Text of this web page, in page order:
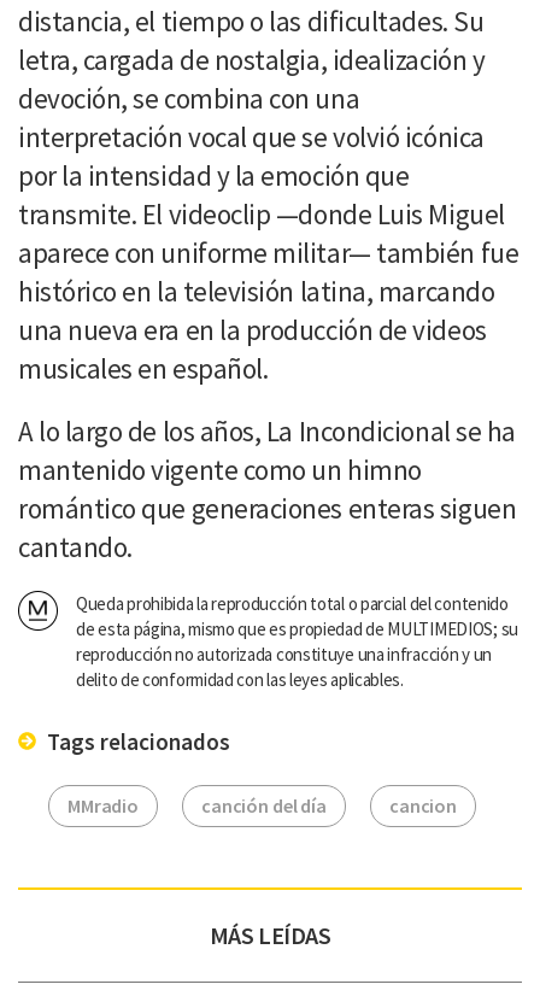
distancia, el tiempo o las dificultades. Su
letra, cargada de nostalgia, idealización y
devoción, se combina con una
interpretación vocal que se volvió icónica
por la intensidad y la emoción que
transmite. El videoclip —donde Luis Miguel
aparece con uniforme militar— también fue
histórico en la televisión latina, marcando
una nueva era en la producción de videos
musicales en español.
A lo largo de los años, La Incondicional se ha
mantenido vigente como un himno
romántico que generaciones enteras siguen
cantando.
Queda prohibida la reproducción total o parcial del contenido
de esta página, mismo que es propiedad de MULTIMEDIOS; su
reproducción no autorizada constituye una infracción y un
delito de conformidad con las leyes aplicables.
Tags relacionados
MMradio canción del día cancion
MÁS LEÍDAS